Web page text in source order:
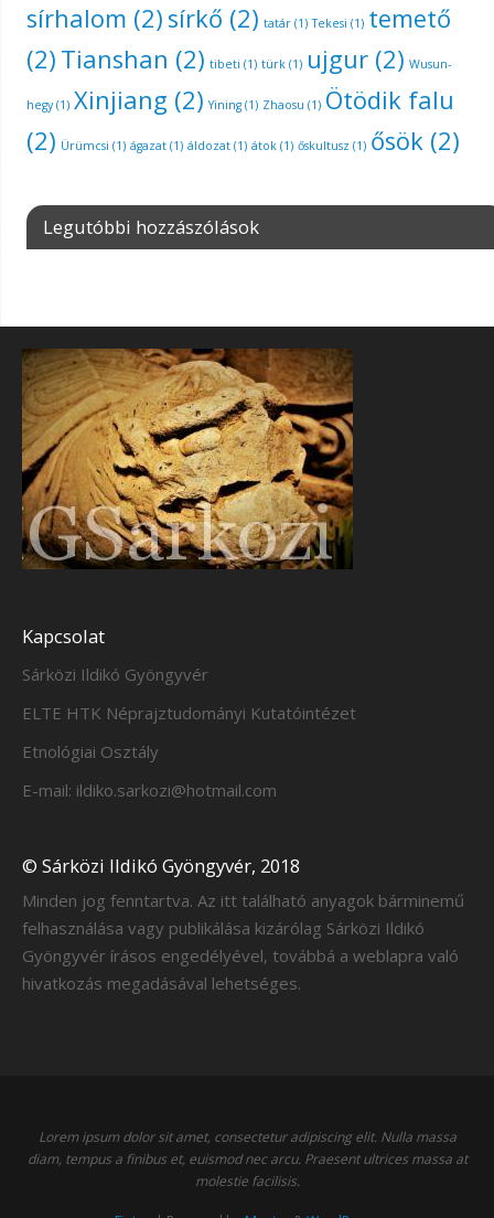
sírhalom (2) sírkő (2) tatár(1) Tekesi (1) temető
(2) Tianshan (2) tibeti (1) türk(1) ujgur(2) Wusun-
hegy(1) Xinjiang (2) Yining(1) Zhaosu (1) Ötödik falu
(2) Ürümcsi (1) ágazat(1) áldozat(1) átok(1) őskultusz (1) ősök(2)
Legutóbbi hozzászólások
Kapcsolat
Sárközi Ildikó Gyöngyvér
ELTE HTK Néprajztudományi Kutatóintézet
Etnológiai Osztály
E-mail: ildiko.sarkozi@hotmail.com
© Sárközi Ildikó Gyöngyvér, 2018
Minden jog fenntartva. Az itt található anyagok bárminemű
felhasználása vagy publikálása kizárólag Sárközi Ildikó
Gyöngyvér írásos engedélyével, továbbá a weblapra való
hivatkozás megadásával lehetséges.
Lorem ipsum dolor sit amet, consectetur adipiscing elit. Nulla massa
diam, tempus a finibus et, euismod nec arcu. Praesent ultrices massa at
molestie facilisis.